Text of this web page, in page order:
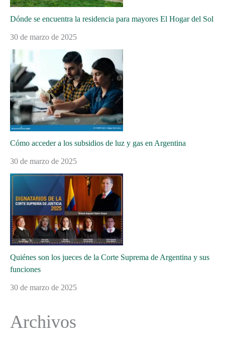
Dónde se encuentra la residencia para mayores El Hogar del Sol
30 de marzo de 2025
Cómo acceder a los subsidios de luz y gas en Argentina
30 de marzo de 2025
Quiénes son los jueces de la Corte Suprema de Argentina y sus
funciones
30 de marzo de 2025
Archivos